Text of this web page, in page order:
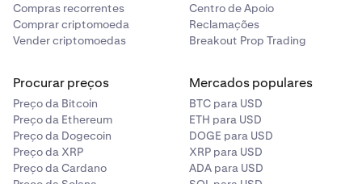
Compras recorrentes
Comprar criptomoeda
Vender criptomoedas
Centro de Apoio
Reclamações
Breakout Prop Trading
Procurar preços
Preço da Bitcoin
Preço da Ethereum
Preço da Dogecoin
Preço da XRP
Preço da Cardano
Mercados populares
BTC para USD
ETH para USD
DOGE para USD
XRP para USD
ADA para USD